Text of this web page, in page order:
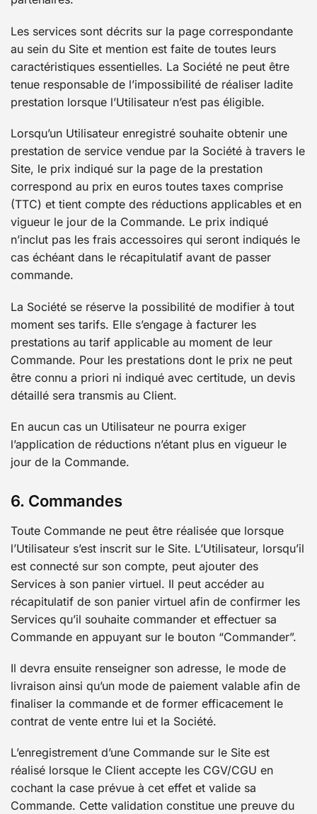
Les services sont décrits sur la page correspondante
au sein du Site et mention est faite de toutes leurs
caractéristiques essentielles. La Société ne peut être
tenue responsable de l’impossibilité de réaliser ladite
prestation lorsque l’Utilisateur n’est pas éligible.
Lorsqu’un Utilisateur enregistré souhaite obtenir une
prestation de service vendue par la Société à travers le
Site, le prix indiqué sur la page de la prestation
correspond au prix en euros toutes taxes comprise
(TTC) et tient compte des réductions applicables et en
vigueur le jour de la Commande. Le prix indiqué
n’inclut pas les frais accessoires qui seront indiqués le
cas échéant dans le récapitulatif avant de passer
commande.
La Société se réserve la possibilité de modifier à tout
moment ses tarifs. Elle s’engage à facturer les
prestations au tarif applicable au moment de leur
Commande. Pour les prestations dont le prix ne peut
être connu a priori ni indiqué avec certitude, un devis
détaillé sera transmis au Client.
En aucun cas un Utilisateur ne pourra exiger
l’application de réductions n’étant plus en vigueur le
jour de la Commande.
6. Commandes
Toute Commande ne peut être réalisée que lorsque
l’Utilisateur s’est inscrit sur le Site. L’Utilisateur, lorsqu’il
est connecté sur son compte, peut ajouter des
Services à son panier virtuel. Il peut accéder au
récapitulatif de son panier virtuel afin de confirmer les
Services qu’il souhaite commander et effectuer sa
Commande en appuyant sur le bouton “Commander”.
Il devra ensuite renseigner son adresse, le mode de
livraison ainsi qu’un mode de paiement valable afin de
finaliser la commande et de former efficacement le
contrat de vente entre lui et la Société.
L’enregistrement d’une Commande sur le Site est
réalisé lorsque le Client accepte les CGV/CGU en
cochant la case prévue à cet effet et valide sa
Commande. Cette validation constitue une preuve du